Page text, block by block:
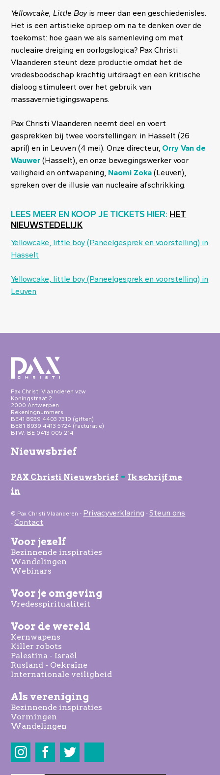
Yellowcake, Little Boyis meer dan een geschiedenisles.
Het is een artistieke oproep om na te denken over de
toekomst: hoe gaan we als samenleving om met
nucleaire dreiging en oorlogslogica? Pax Christi
Vlaanderen steunt deze productie omdat het de
vredesboodschap krachtig uitdraagt en een kritische
dialoog stimuleert over het gebruik van
massavernietigingswapens.
Pax Christi Vlaanderen neemt deel en voert
gesprekken bij twee voorstellingen: in Hasselt (26
april) en in Leuven (4 mei). Onze directeur, Orry Van de
Wauwer (Hasselt), en onze bewegingswerker voor
veiligheid en ontwapening, Naomi Zoka (Leuven),
spreken over de illusie van nucleaire afschrikking.
LEES MEER EN KOOP JE TICKETS HIER: HET
NIEUWSTEDELIJK
Yellowcake, little boy (Paneelgesprek en voorstelling) in
Hasselt
Yellowcake, little boy (Paneelgesprek en voorstelling) in
Leuven
Pax Christi Vlaanderen vzw
Koningstraat 2
2000 Antwerpen
Rekeningnummers
BE41 8939 4403 7310 (giften)
BE81 8939 4413 5724 (facturatie)
BTW: BE 0413 005 214
Nieuwsbrief
PAX Christi Nieuwsbrief - Ik schrijf me
in
© Pax Christi Vlaanderen - Privacyverklaring -Steun ons
-Contact
Voor jezelf
Bezinnende inspiraties
Wandelingen
Webinars
Voor je omgeving
Vredesspiritualiteit
Voor de wereld
Kernwapens
Killer robots
Palestina - Israël
Rusland - Oekraïne
Internationale veiligheid
Als vereniging
Bezinnende inspiraties
Vormingen
Wandelingen
Share